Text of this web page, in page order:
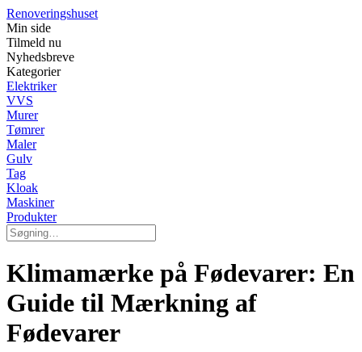
Renoveringshuset
Min side
Tilmeld nu
Nyhedsbreve
Kategorier
Elektriker
VVS
Murer
Tømrer
Maler
Gulv
Tag
Kloak
Maskiner
Produkter
Klimamærke på Fødevarer: En
Guide til Mærkning af
Fødevarer